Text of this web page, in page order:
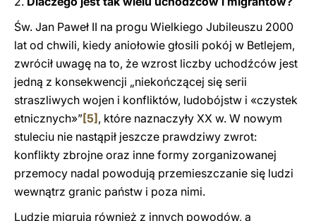
Św. Jan Paweł II na progu Wielkiego Jubileuszu 2000
lat od chwili, kiedy aniołowie głosili pokój w Betlejem,
zwrócił uwagę na to, że wzrost liczby uchodźców jest
jedną z konsekwencji „niekończącej się serii
straszliwych wojen i konfliktów, ludobójstw i «czystek
etnicznych»”[5] , które naznaczyły XX w. W nowym
stuleciu nie nastąpił jeszcze prawdziwy zwrot:
konflikty zbrojne oraz inne formy zorganizowanej
przemocy nadal powodują przemieszczanie się ludzi
wewnątrz granic państw i poza nimi.
Ludzie migrują również z innych powodów, a